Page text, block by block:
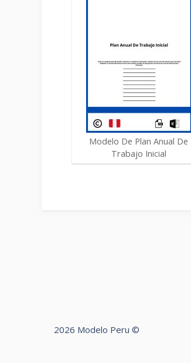
Modelo De Plan Anual De
Trabajo Inicial
2026 Modelo Peru ©